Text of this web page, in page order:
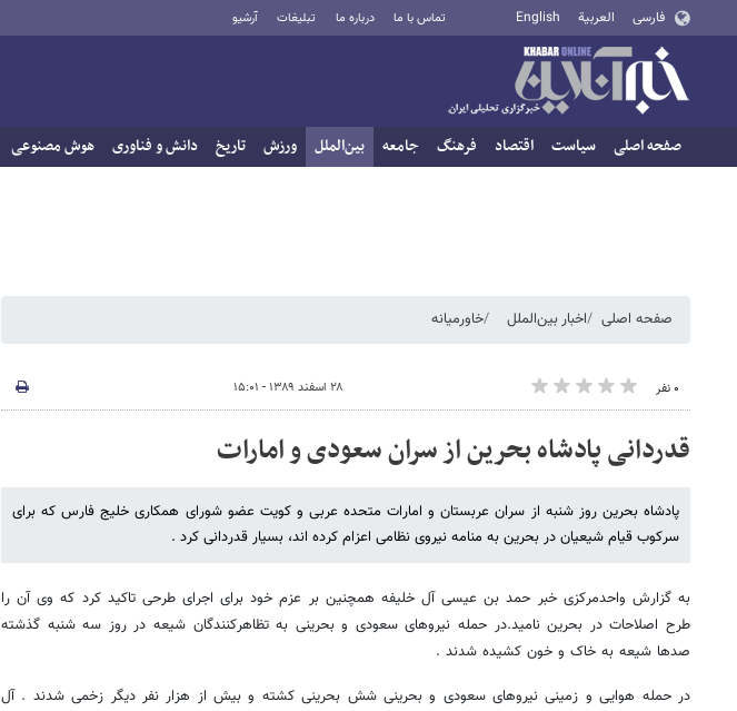
فارسی العربية English تماس با ما درباره ما تبلیغات آرشیو
صفحه اصلی سیاست اقتصاد فرهنگ جامعه بین‌الملل ورزش تاریخ دانش و فناوری هوش مصنوعی
صفحه اصلی اخبار بین‌الملل خاورمیانه
۰ نفر ۲۸ اسفند ۱۳۸۹ - ۱۵:۰۱
قدردانی پادشاه بحرین از سران سعودی و امارات
پادشاه بحرین روز شنبه از سران عربستان و امارات متحده عربی و کویت عضو شورای همکاری خلیج فارس که برای
سرکوب قیام شیعیان در بحرین به منامه نیروی نظامی اعزام کرده اند، بسیار قدردانی کرد .
به گزارش واحدمرکزی خبر حمد بن عیسی آل خلیفه همچنین بر عزم خود برای اجرای طرحی تاکید کرد که وی آن را
طرح اصلاحات در بحرین نامید.در حمله نیروهای سعودی و بحرینی به تظاهرکنندگان شیعه در روز سه شنبه گذشته
صدها شیعه به خاک و خون کشیده شدند .
در حمله هوایی و زمینی نیروهای سعودی و بحرینی شش بحرینی کشته و بیش از هزار نفر دیگر زخمی شدند . آل